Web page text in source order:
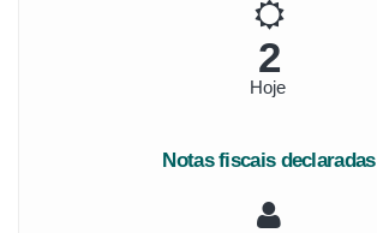
2
Hoje
Notas fiscais declaradas